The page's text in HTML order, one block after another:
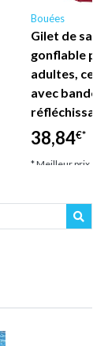
Bouées
Gilet de
gonflable
adultes,
avec bandes
38,84€*
* Meilleur prix